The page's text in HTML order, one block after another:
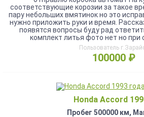
соответствующие корозии за такое
пару небольших вмятинок но это
нужно приложить руки и время.
появятся вопросы буду рад
комплект литья фото нет но при
Пользователь
100000 ₽
Honda Accord
Пробег 500000 км,